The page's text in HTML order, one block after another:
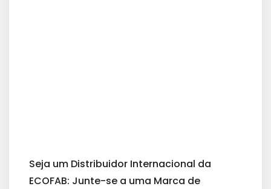
Seja um Distribuidor Internacional da
ECOFAB: Junte-se a uma Marca de